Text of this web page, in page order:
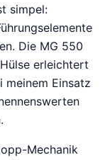
simpel:
Die MG 550
erleichtert
meinem Einsatz
Mechanik